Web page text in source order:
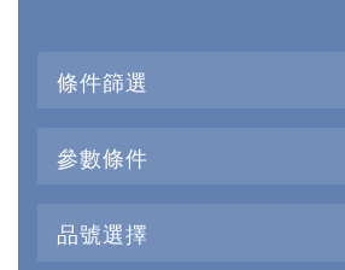
條件篩選
參數條件
品號選擇